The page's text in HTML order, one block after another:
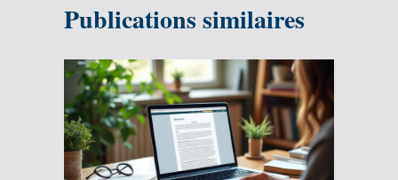
Publications similaires